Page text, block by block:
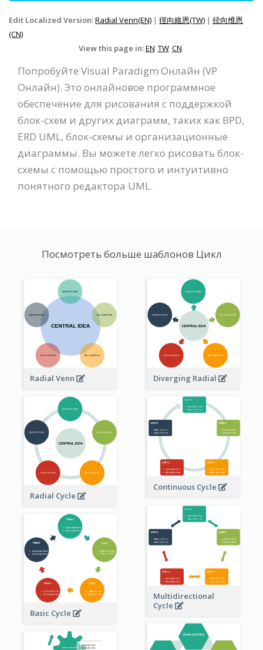
Edit Localized Version:Radial Venn(EN) | 徑向維恩(TW) | 径向维恩
(CN)
View this page in:EN TW CN
Попробуйте Visual Paradigm Онлайн (VP
Онлайн). Это онлайновое программное
обеспечение для рисования с поддержкой
блок-схем и других диаграмм, таких как BPD,
ERD UML, блок-схемы и организационные
диаграммы. Вы можете легко рисовать блок-
схемы с помощью простого и интуитивно
понятного редактора UML.
Посмотреть больше шаблонов Цикл
Radial Venn Diverging Radial
Radial Cycle
Continuous Cycle
Multidirectional
Cycle
Basic Cycle